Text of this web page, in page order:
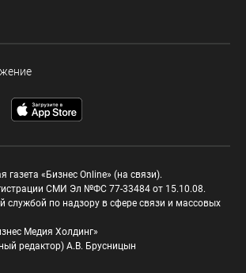
газета «Бизнес Online» (на связи).
СМИ Эл №ФС 77-33484 от 15.10.08.
службой по надзору в сфере связи и массовых
Медия Холдинг»
редактор) А.В. Брусницын